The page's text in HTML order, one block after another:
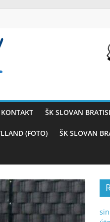
KONTAKT ŠK SLOVAN
(FOTO) ŠK SLOVAN